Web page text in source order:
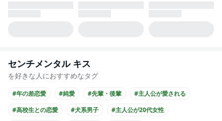
センチメンタル キス
を好きな人におすすめなタグ
#年の差恋愛 #純愛 #先輩・後輩
#主人公が愛される
#高校生との恋愛
#犬系男子
#主人公が20代女性